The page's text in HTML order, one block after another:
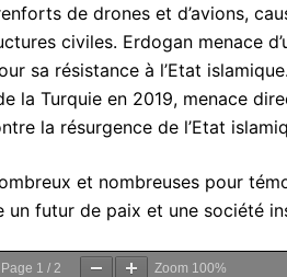
de drones et d’avions,
civiles. Erdogan menace
sa résistance à l’Etat
la Turquie en 2019, menace
la résurgence de l’Etat
et nombreuses pour
un futur de paix et une société
Page 1 / 2 Zoom 100%